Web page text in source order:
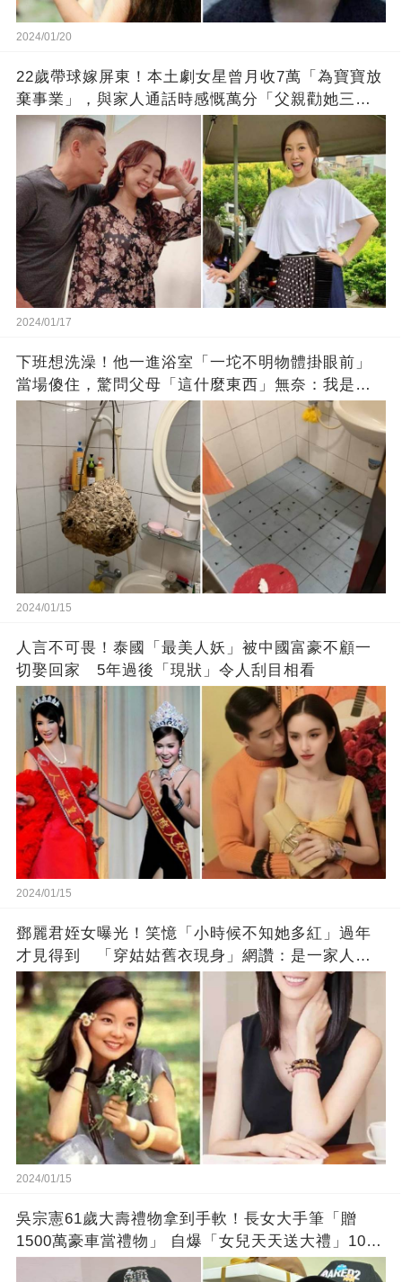
2024/01/20
22歲帶球嫁屏東！本土劇女星曾月收7萬「為寶寶放
棄事業」，與家人通話時感慨萬分「父親勸她三
思」：只有過一次眼淚
2024/01/17
下班想洗澡！他一進浴室「一坨不明物體掛眼前」
當場傻住，驚問父母「這什麼東西」無奈：我是親
生的嗎？
2024/01/15
人言不可畏！泰國「最美人妖」被中國富豪不顧一
切娶回家 5年過後「現狀」令人刮目相看
2024/01/15
鄧麗君姪女曝光！笑憶「小時候不知她多紅」過年
才見得到 「穿姑姑舊衣現身」網讚：是一家人沒
錯!
2024/01/15
吳宗憲61歲大壽禮物拿到手軟！長女大手筆「贈
1500萬豪車當禮物」 自爆「女兒天天送大禮」10年
徒弟也不甘示弱!